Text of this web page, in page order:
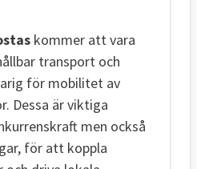
kommer att vara
transport och
för mobilitet av
Dessa är viktiga
men också
för att koppla